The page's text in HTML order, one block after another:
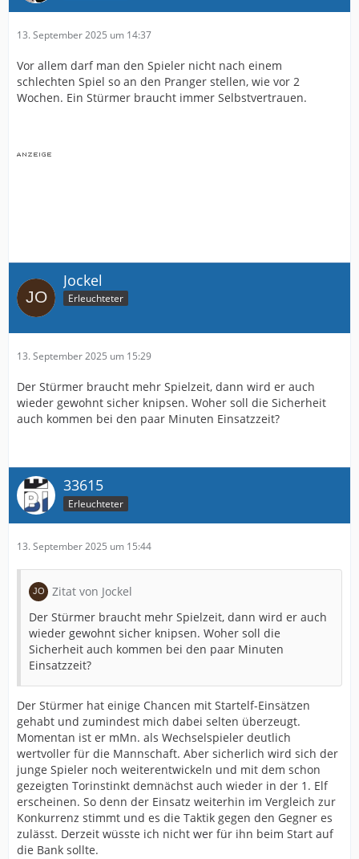
13. September 2025 um 14:37
Vor allem darf man den Spieler nicht nach einem
schlechten Spiel so an den Pranger stellen, wie vor 2
Wochen. Ein Stürmer braucht immer Selbstvertrauen.
Jockel
Erleuchteter
13. September 2025 um 15:29
Der Stürmer braucht mehr Spielzeit, dann wird er auch
wieder gewohnt sicher knipsen. Woher soll die Sicherheit
auch kommen bei den paar Minuten Einsatzzeit?
33615
Erleuchteter
13. September 2025 um 15:44
Zitat von Jockel
Der Stürmer braucht mehr Spielzeit, dann wird er auch
wieder gewohnt sicher knipsen. Woher soll die
Sicherheit auch kommen bei den paar Minuten
Einsatzzeit?
Der Stürmer hat einige Chancen mit Startelf-Einsätzen
gehabt und zumindest mich dabei selten überzeugt.
Momentan ist er mMn. als Wechselspieler deutlich
wertvoller für die Mannschaft. Aber sicherlich wird sich der
junge Spieler noch weiterentwickeln und mit dem schon
gezeigten Torinstinkt demnächst auch wieder in der 1. Elf
erscheinen. So denn der Einsatz weiterhin im Vergleich zur
Konkurrenz stimmt und es die Taktik gegen den Gegner es
zulässt. Derzeit wüsste ich nicht wer für ihn beim Start auf
die Bank sollte.